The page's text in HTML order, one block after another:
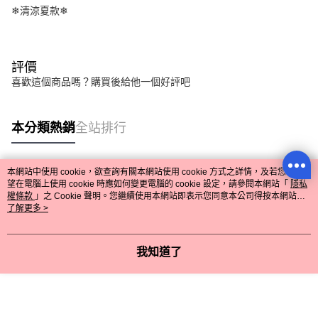
❄清涼夏款❄
評價
喜歡這個商品嗎？購買後給他一個好評吧
本分類熱銷全站排行
熱門標籤
本網站中使用 cookie，欲查詢有關本網站使用 cookie 方式之詳情，及若您不希
望在電腦上使用 cookie 時應如何變更電腦的 cookie 設定，請參閱本網站「 隱私
權條款 」之 Cookie 聲明。您繼續使用本網站即表示您同意本公司得按本網站使
用條款之 Cookie 聲明使用 cookie。
了解更多 >
我知道了